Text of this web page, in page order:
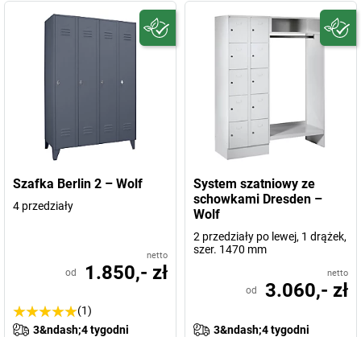
Szafka Berlin 2 – Wolf
4 przedziały
netto
od 1.850,- zł
(1)
3&ndash;4 tygodni
System szatniowy ze
schowkami Dresden –
Wolf
2 przedziały po lewej, 1 drążek,
szer. 1470 mm
netto
od 3.060,- zł
3&ndash;4 tygodni